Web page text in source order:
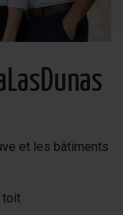
et les bâtiments
toit